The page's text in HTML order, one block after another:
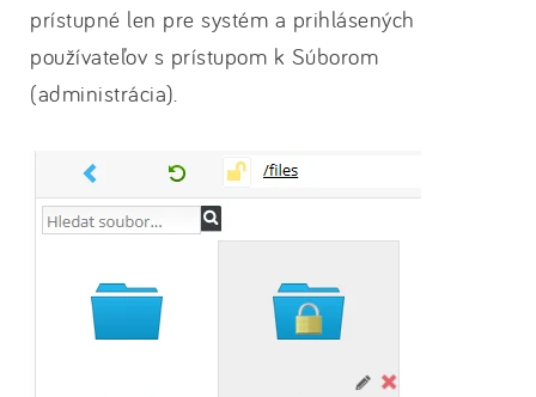
prístupné len pre systém a prihlásených
používateľov s prístupom k Súborom
(administrácia).